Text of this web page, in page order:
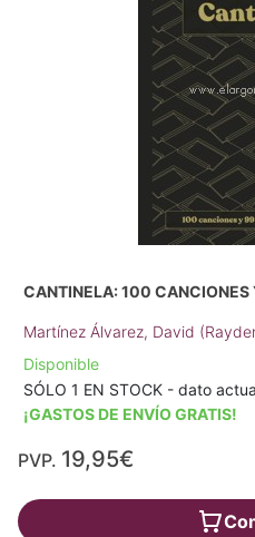
CANTINELA: 100 CANCIONES
Martínez Álvarez, David
Disponible
SÓLO 1 EN STOCK - dato
¡GASTOS DE ENVÍO GRATIS!
PVP. 19,95€